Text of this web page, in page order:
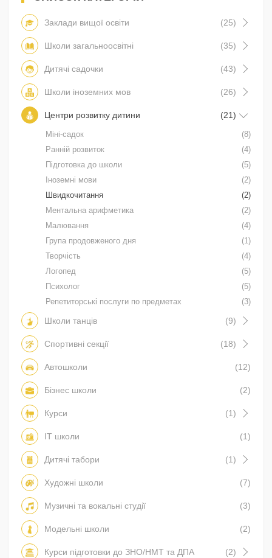
Заклади вищої освіти (25)
Школи загальноосвітні (35)
Дитячі садочки (43)
Школи іноземних мов (26)
Центри розвитку дитини (21)
Міні-садок
(8)
Ранній розвиток
(4)
Підготовка до школи
(5)
Іноземні мови
(2)
Швидкочитання
(2)
Ментальна арифметика
(2)
Малювання
(4)
Група продовженого дня
(1)
Творчість
(4)
Логопед
(5)
Психолог
(5)
Репетиторські послуги по предметах
(3)
Школи танців (9)
Спортивні секції (18)
Автошколи (12)
Бізнес школи (2)
Курси (1)
IT школи (1)
Дитячі табори (1)
Художні школи (7)
Музичні та вокальні студії (3)
Модельні школи (2)
Курси підготовки до ЗНО/НМТ та ДПА (2)